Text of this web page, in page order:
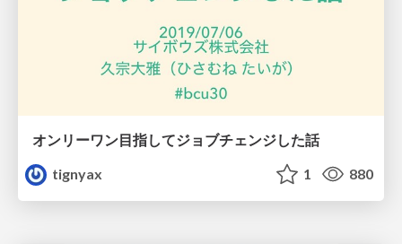
オンリーワン目指してジョブチェンジした話
tignyax
1 880